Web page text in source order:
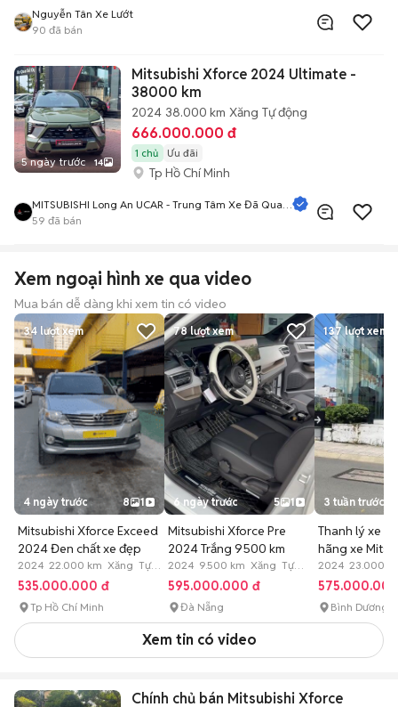
Nguyễn Tân Xe Lướt
90 đã bán
5 ngày trước 14
Mitsubishi Xforce 2024 Ultimate -
38000 km
2024 38.000 km Xăng Tự động
666.000.000 đ
1 chủ Ưu đãi
Tp Hồ Chí Minh
MITSUBISHI Long An UCAR - Trung Tâm Xe Đã Qua
Sử Dụng
59 đã bán
Xem ngoại hình xe qua video
Mua bán dễ dàng khi xem tin có video
34 lượt xem
4 ngày trước 8 1
Mitsubishi Xforce Exceed
2024 Đen chất xe đẹp
2024 22.000 km Xăng Tự
động
535.000.000 đ
Tp Hồ Chí Minh
78lượt xem
6 ngày trước 5 1
Mitsubishi Xforce Pre
2024 Trắng 9500 km
2024 9.500 km Xăng Tự
động
595.000.000 đ
Đà Nẵng
137lượt xem
3 tuần trước
Thanh lý xe
hãng xe
Xforce
2024 23.000
động
Bình Dương
Xem tin có video
Chính chủ bán Mitsubishi Xforce